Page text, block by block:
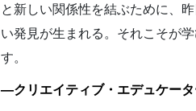
と新しい関係性を結ぶために、
い発見が生まれる。それこそが
す。
—クリエイティブ・エデュケー